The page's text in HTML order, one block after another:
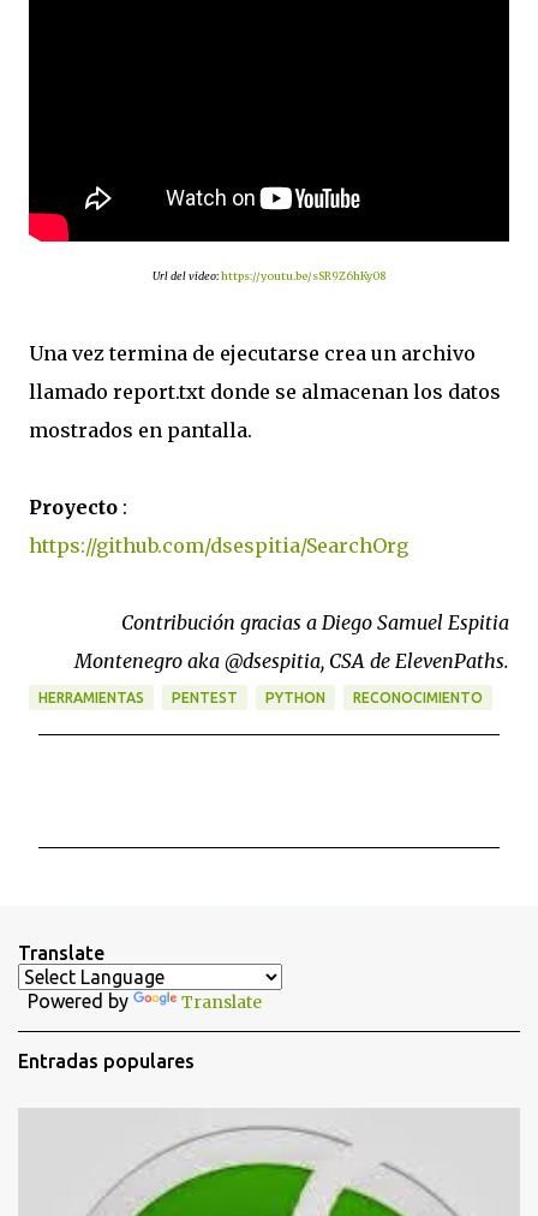
Url del video:https://youtu.be/sSR9Z6hKy08
Una vez termina de ejecutarse crea un archivo
llamado report.txt donde se almacenan los datos
mostrados en pantalla.
Proyecto :
https://github.com/dsespitia/SearchOrg
Contribución gracias a Diego Samuel Espitia
Montenegro aka @dsespitia, CSA de ElevenPaths.
HERRAMIENTAS PENTEST PYTHON RECONOCIMIENTO
a
r
o
s
Translate
Powered by Translate
Entradas populares